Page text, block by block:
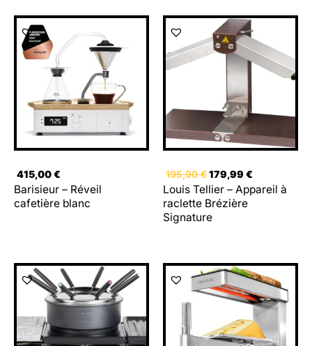
415,00€
Barisieur – Réveil
cafetière blanc
195,90€
Le
prix
initial
était :
195,90 €.
179,99 €
Le
prix
actuel
est :
179,99 €.
Louis Tellier – Appareil à
raclette Brézière
Signature
Le
prix
initial
était :
99,00 €.
Le
prix
actuel
est :
69,00 €.
Le
prix
initial
était :
84,90 €.
Le
prix
actuel
est :
62,90 €.